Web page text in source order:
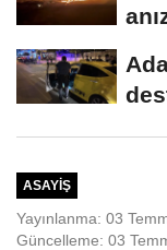
ASAYIŞ
Yayınlanma: 03
Güncelleme: 03